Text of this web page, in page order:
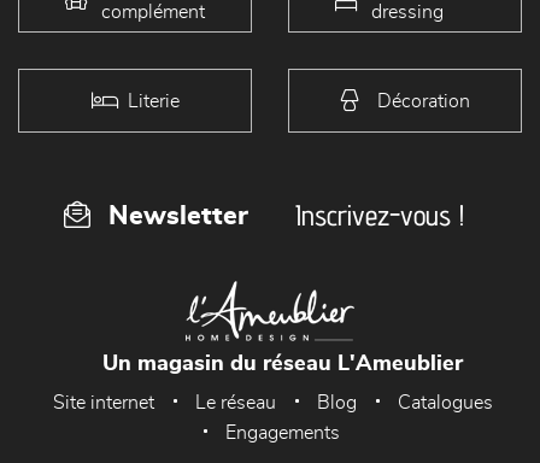
complément
dressing
Literie Décoration
Newsletter Inscrivez-vous !
Un magasin du réseau L'Ameublier
Site internet Le réseau Blog
Catalogues
Engagements